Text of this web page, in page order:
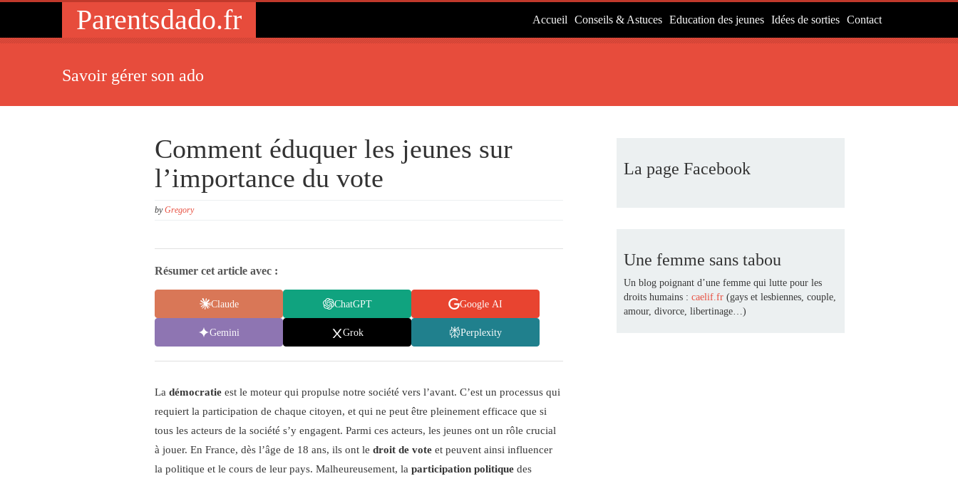
Parentsdado.fr Accueil Conseils & Astuces Education des jeunes Idées de sorties Contact
Savoir gérer son ado
Comment éduquer les jeunes sur
l’importance du vote
byGregory
Résumer cet article avec :
Claude ChatGPT Google AI
Gemini Grok Perplexity
La démocratie est le moteur qui propulse notre société vers l’avant. C’est un processus qui
requiert la participation de chaque citoyen, et qui ne peut être pleinement efficace que si
tous les acteurs de la société s’y engagent. Parmi ces acteurs, les jeunes ont un rôle crucial
à jouer. En France, dès l’âge de 18 ans, ils ont le droit de vote et peuvent ainsi influencer
la politique et le cours de leur pays. Malheureusement, la participation politique des
La page Facebook
Une femme sans tabou
Un blog poignant d’une femme qui lutte pour les
droits humains :caelif.fr (gays et lesbiennes, couple,
amour, divorce, libertinage…)